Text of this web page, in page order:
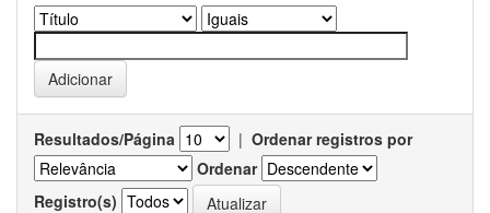
Resultados/Página | Ordenar registros por
Ordenar
Registro(s)